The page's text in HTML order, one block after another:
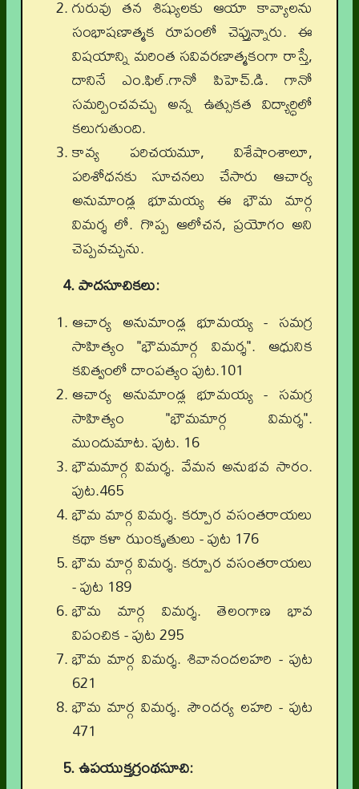
గురువు తన శిష్యులకు ఆయా కావ్యాలను
సంభాషణాత్మక రూపంలో చెప్తున్నారు. ఈ
విషయాన్ని మరింత సవివరణాత్మకంగా రాస్తే,
దానినే ఎం.ఫిల్.గానో పిహెచ్.డి. గానో
సమర్పించవచ్చు అన్న ఉత్సుకత విద్యార్ధిలో
కలుగుతుంది.
కావ్య పరిచయమూ, విశేషాంశాలూ,
పరిశోధనకు సూచనలు చేసారు ఆచార్య
అనుమాండ్ల భూమయ్య ఈ భౌమ మార్గ
విమర్శ లో. గొప్ప ఆలోచన, ప్రయోగం అని
చెప్పవచ్చును.
4. పాదసూచికలు:
ఆచార్య అనుమాండ్ల భూమయ్య - సమగ్ర
సాహిత్యం "భౌమమార్గ విమర్శ". ఆధునిక
కవిత్వంలో దాంపత్యం పుట.101
ఆచార్య అనుమాండ్ల భూమయ్య - సమగ్ర
సాహిత్యం "భౌమమార్గ విమర్శ".
ముందుమాట. పుట. 16
భౌమమార్గ విమర్శ. వేమన అనుభవ సారం.
పుట.465
భౌమ మార్గ విమర్శ. కర్పూర వసంతరాయలు
కథా కళా ఝంకృతులు - పుట 176
భౌమ మార్గ విమర్శ. కర్పూర వసంతరాయలు
- పుట 189
భౌమ మార్గ విమర్శ. తెలంగాణ భావ
విపంచిక - పుట 295
భౌమ మార్గ విమర్శ. శివానందలహరి - పుట
621
భౌమ మార్గ విమర్శ. సౌందర్య లహరి - పుట
471
5. ఉపయుక్తగ్రంథసూచి: